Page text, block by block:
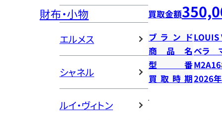
財布・小物
エルメス
シャネル
ルイ・ヴィトン
買取金額
ブランドLOUIS
商品名ベラ
型番
買取時期2026